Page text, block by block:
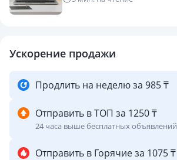
Ускорение продажи
Продлить на неделю за 985 ₸
Отправить в ТОП за 1250 ₸
24 часа выше бесплатных объявлений
Отправить в Горячие за 1075 ₸